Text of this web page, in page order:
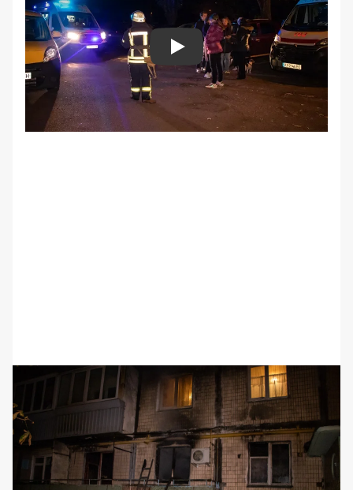
Play